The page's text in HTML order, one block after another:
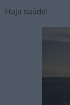
Haja saúde!